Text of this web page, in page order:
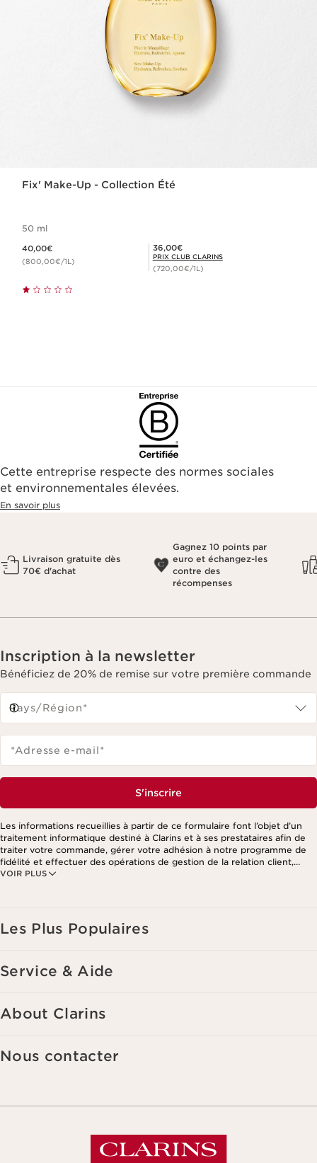
Fix' Make-Up - Collection Été
50 ml
40,00€
(800,00€/1L)
Prix Club Clarins 36,00€
36,00€
PRIX CLUB CLARINS
(720,00€/1L)
Cette entreprise respecte des normes sociales
et environnementales élevées.
En savoir plus
Livraison gratuite dès
70€ d'achat
Gagnez 10 points par
euro et échangez-les
contre des
récompenses
Inscription à la newsletter
Bénéficiez de 20% de remise sur votre première commande
Pays/Région*
*Adresse e-mail*
S'inscrire
VOIR PLUS
Les informations recueillies à partir de ce formulaire font l’objet d’un
traitement informatique destiné à Clarins et à ses prestataires afin de
traiter votre commande, gérer votre adhésion à notre programme de
fidélité et effectuer des opérations de gestion de la relation client,
notamment pour vous adresser des offres personnalisées en fonction
Les Plus Populaires
Service & Aide
About Clarins
Nous contacter